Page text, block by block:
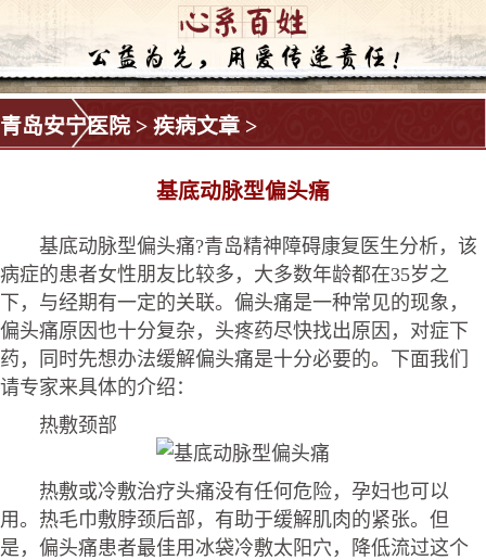
青岛安宁医院 > 疾病文章 >
基底动脉型偏头痛
基底动脉型偏头痛?青岛精神障碍康复医生分析，该
病症的患者女性朋友比较多，大多数年龄都在35岁之
下，与经期有一定的关联。偏头痛是一种常见的现象，
偏头痛原因也十分复杂，头疼药尽快找出原因，对症下
药，同时先想办法缓解偏头痛是十分必要的。下面我们
请专家来具体的介绍：
热敷颈部
热敷或冷敷治疗头痛没有任何危险，孕妇也可以
用。热毛巾敷脖颈后部，有助于缓解肌肉的紧张。但
是，偏头痛患者最佳用冰袋冷敷太阳穴，降低流过这个